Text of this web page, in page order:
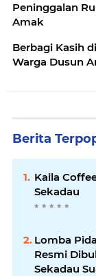
Peninggalan
Amak
Berbagi Kasih
Warga Dusun
Berita
Kaila
Sekadau
Lomba
Resmi
Sekadau